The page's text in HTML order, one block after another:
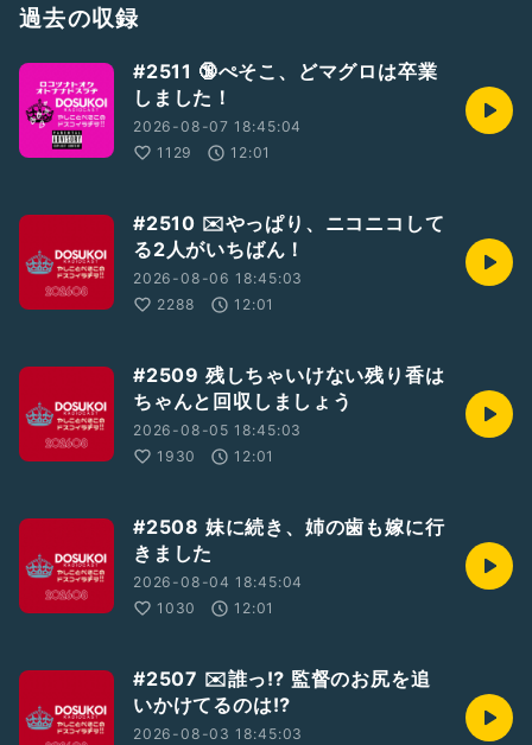
感想等はこちらからどうぞ♡
https://forms.gle/Xw34h8hQBimuuQFv6
ソロラヂも極稀に配信中♡
☆ぺそどコ→
https://radiotalk.jp/program/22542
☆やしこのぼちラヂ→https://radiotalk.jp/program/44603
※「やしこのぼちラヂ」はラジオトークからのみ聴取可能です
BGM : 「青空空港」 by かずち
#2人組 #LGBTQ+ #GayTalker #収録配信型トーカー
#パーキング収録 #テーマトークドスラヂ
#ドスラヂ2505
過去の収録
#2511 🔞ぺそこ、どマグロは卒業
しました！
2026-08-07 18:45:04
1129
12:01
#2510 ✉️やっぱり、ニコニコして
る2人がいちばん！
2026-08-06 18:45:03
2288
12:01
#2509 残しちゃいけない残り香は
ちゃんと回収しましょう
2026-08-05 18:45:03
1930
12:01
#2508 妹に続き、姉の歯も嫁に行
きました
2026-08-04 18:45:04
1030
12:01
#2507 ✉️誰っ⁉︎ 監督のお尻を追
いかけてるのは⁉︎
2026-08-03 18:45:03